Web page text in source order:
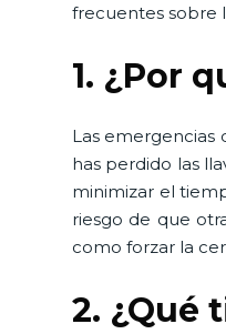
frecuentes sobre
1. ¿Por
Las emergencias
has perdido las
minimizar el
riesgo de que
como forzar la
2. ¿Qué